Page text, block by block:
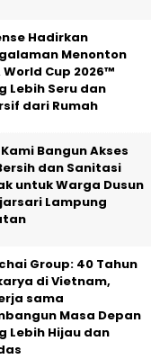
Hadirkan
Menonton
World Cup 2026™
Lebih Seru dan
dari Rumah
Bangun Akses
dan Sanitasi
untuk Warga Dusun
Lampung
Group: 40 Tahun
di Vietnam,
sama
Masa Depan
Lebih Hijau dan